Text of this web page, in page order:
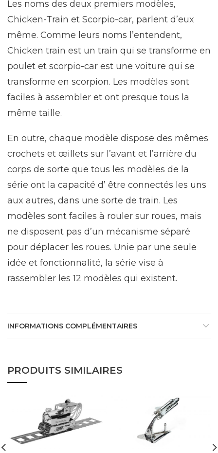
Les noms des deux premiers modèles,
Chicken-Train et Scorpio-car, parlent d’eux
même. Comme leurs noms l’entendent,
Chicken train est un train qui se transforme en
poulet et scorpio-car est une voiture qui se
transforme en scorpion. Les modèles sont
faciles à assembler et ont presque tous la
même taille.
En outre, chaque modèle dispose des mêmes
crochets et œillets sur l’avant et l’arrière du
corps de sorte que tous les modèles de la
série ont la capacité d’ être connectés les uns
aux autres, dans une sorte de train. Les
modèles sont faciles à rouler sur roues, mais
ne disposent pas d’un mécanisme séparé
pour déplacer les roues. Unie par une seule
idée et fonctionnalité, la série vise à
rassembler les 12 modèles qui existent.
INFORMATIONS COMPLÉMENTAIRES
PRODUITS SIMILAIRES